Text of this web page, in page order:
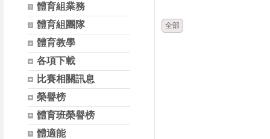
體育組業務
體育組團隊
體育教學
各項下載
比賽相關訊息
榮譽榜
體育班榮譽榜
體適能
全部